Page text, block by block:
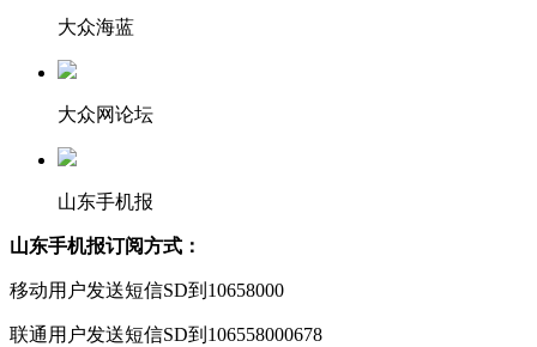
大众海蓝
大众网论坛
山东手机报
山东手机报订阅方式：
移动用户发送短信SD到10658000
联通用户发送短信SD到106558000678